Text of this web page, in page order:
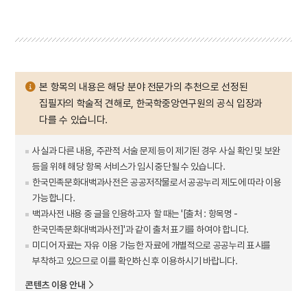
본 항목의 내용은 해당 분야 전문가의 추천으로 선정된
집필자의 학술적 견해로, 한국학중앙연구원의 공식 입장과
다를 수 있습니다.
사실과 다른 내용, 주관적 서술 문제 등이 제기된 경우 사실 확인 및 보완
등을 위해 해당 항목 서비스가 임시 중단될 수 있습니다.
한국민족문화대백과사전은 공공저작물로서 공공누리 제도에 따라 이용
가능합니다.
백과사전 내용 중 글을 인용하고자 할 때는 '[출처 : 항목명 -
한국민족문화대백과사전]'과 같이 출처 표기를 하여야 합니다.
미디어 자료는 자유 이용 가능한 자료에 개별적으로 공공누리 표시를
부착하고 있으므로 이를 확인하신 후 이용하시기 바랍니다.
콘텐츠 이용 안내